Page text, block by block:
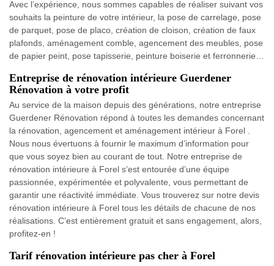
Avec l’expérience, nous sommes capables de réaliser suivant vos
souhaits la peinture de votre intérieur, la pose de carrelage, pose
de parquet, pose de placo, création de cloison, création de faux
plafonds, aménagement comble, agencement des meubles, pose
de papier peint, pose tapisserie, peinture boiserie et ferronnerie…
Entreprise de rénovation intérieure Guerdener
Rénovation à votre profit
Au service de la maison depuis des générations, notre entreprise
Guerdener Rénovation répond à toutes les demandes concernant
la rénovation, agencement et aménagement intérieur à Forel .
Nous nous évertuons à fournir le maximum d’information pour
que vous soyez bien au courant de tout. Notre entreprise de
rénovation intérieure à Forel s’est entourée d’une équipe
passionnée, expérimentée et polyvalente, vous permettant de
garantir une réactivité immédiate. Vous trouverez sur notre devis
rénovation intérieure à Forel tous les détails de chacune de nos
réalisations. C’est entièrement gratuit et sans engagement, alors,
profitez-en !
Tarif rénovation intérieure pas cher à Forel